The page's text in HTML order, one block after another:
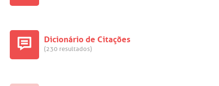
Dicionário de Citações
(230 resultados)